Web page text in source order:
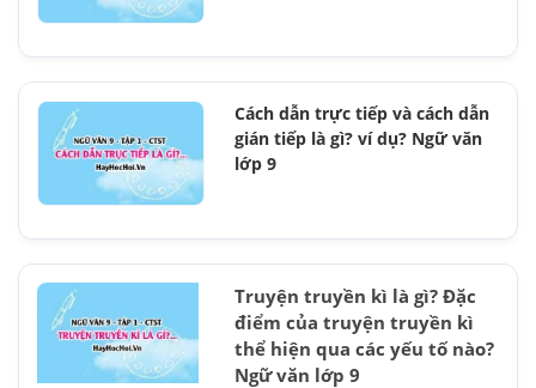
Cách dẫn trực tiếp và cách dẫn
gián tiếp là gì? ví dụ? Ngữ văn
lớp 9
Truyện truyền kì là gì? Đặc
điểm của truyện truyền kì
thể hiện qua các yếu tố nào?
Ngữ văn lớp 9